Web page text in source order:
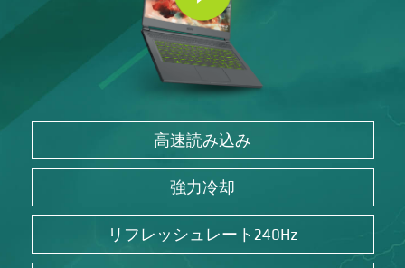
高速読み込み
強力冷却
リフレッシュレート240Hz